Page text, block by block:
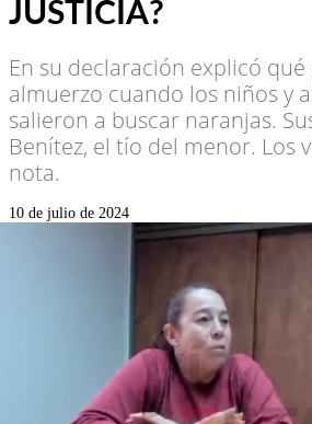
JUSTICIA?
En su declaración explicó
almuerzo cuando los niños y
salieron a buscar naranjas.
Benítez, el tío del menor. Los
nota.
10 de julio de 2024